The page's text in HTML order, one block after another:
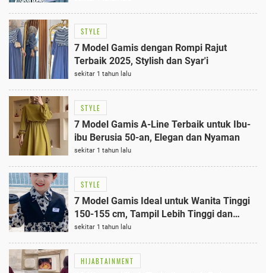
STYLE
7 Model Gamis dengan Rompi Rajut
Terbaik 2025, Stylish dan Syar'i
sekitar 1 tahun lalu
STYLE
7 Model Gamis A-Line Terbaik untuk Ibu-
ibu Berusia 50-an, Elegan dan Nyaman
sekitar 1 tahun lalu
STYLE
7 Model Gamis Ideal untuk Wanita Tinggi
150-155 cm, Tampil Lebih Tinggi dan
Elegan
sekitar 1 tahun lalu
HIJABTAINMENT